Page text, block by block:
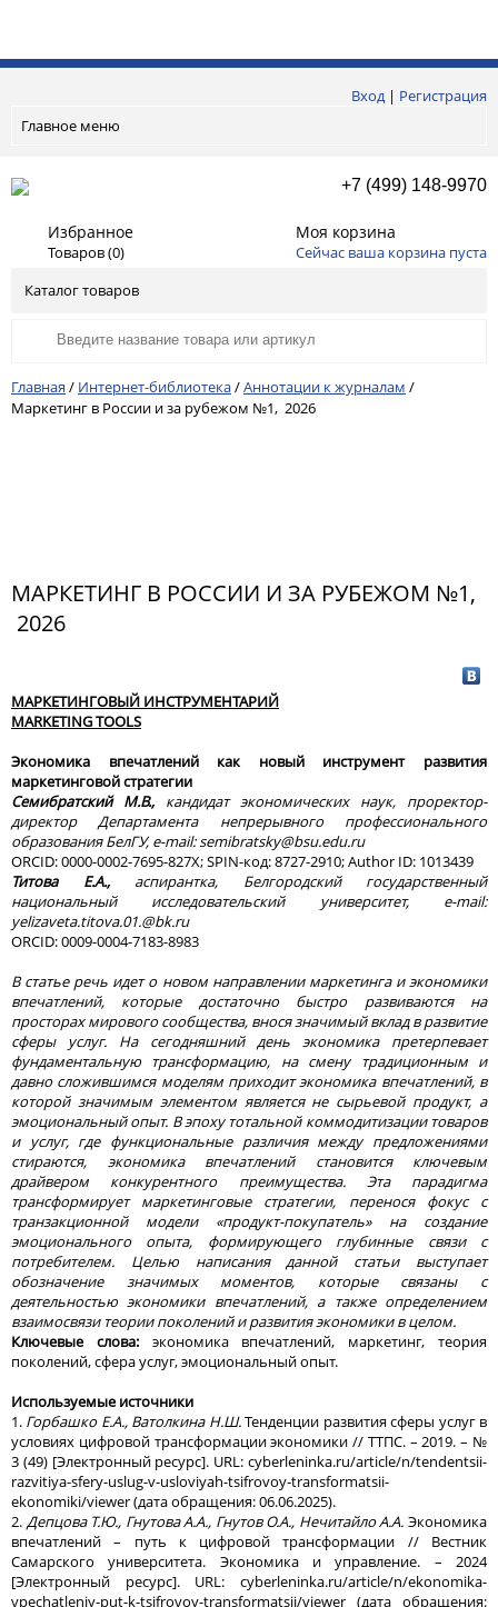
Вход| Регистрация
Главное меню
+7 (499) 148-9970
Избранное
Товаров (0)
Моя корзина
Сейчас ваша корзина пуста
Каталог товаров
Главная / Интернет-библиотека/Аннотации к журналам /
Маркетинг в России и за рубежом №1, 2026
МАРКЕТИНГ В РОССИИ И ЗА РУБЕЖОМ №1,
2026
МАРКЕТИНГОВЫЙ ИНСТРУМЕНТАРИЙ
MARKETINGTOOLS
Экономика впечатлений как новый инструмент развития
маркетинговой стратегии
Семибратский М.В., кандидат экономических наук, проректор-
директор Департамента непрерывного профессионального
образования БелГУ, e-mail:semibratsky@bsu.edu.ru
ORCID: 0000-0002-7695-827X; SPIN-код: 8727-2910; Author ID: 1013439
Титова Е.А., аспирантка, Белгородский государственный
национальный исследовательский университет, e-mail:
yelizaveta.titova.01.@bk.ru
ORCID: 0009-0004-7183-8983
В статье речь идет о новом направлении маркетинга и экономики
впечатлений, которые достаточно быстро развиваются на
просторах мирового сообщества, внося значимый вклад в развитие
сферы услуг. На сегодняшний день экономика претерпевает
фундаментальную трансформацию, на смену традиционным и
давно сложившимся моделям приходит экономика впечатлений, в
которой значимым элементом является не сырьевой продукт, а
эмоциональный опыт. В эпоху тотальной коммодитизации товаров
и услуг, где функциональные различия между предложениями
стираются, экономика впечатлений становится ключевым
драйвером конкурентного преимущества. Эта парадигма
трансформирует маркетинговые стратегии, перенося фокус с
транзакционной модели «продукт-покупатель» на создание
эмоционального опыта, формирующего глубинные связи с
потребителем. Целью написания данной статьи выступает
обозначение значимых моментов, которые связаны с
деятельностью экономики впечатлений, а также определением
взаимосвязи теории поколений и развития экономики в целом.
Ключевые слова:экономика впечатлений, маркетинг, теория
поколений, сфера услуг, эмоциональный опыт.
Используемые источники
1. Горбашко Е.А., Ватолкина Н.Ш.Тенденции развития сферы услуг в
условиях цифровой трансформации экономики // ТТПС. – 2019. – №
3 (49) [Электронный ресурс]. URL: cyberleninka.ru/article/n/tendentsii-
razvitiya-sfery-uslug-v-usloviyah-tsifrovoy-transformatsii-
ekonomiki/viewer (дата обращения: 06.06.2025).
2. Депцова Т.Ю., Гнутова А.А., Гнутов О.А., Нечитайло А.А. Экономика
впечатлений – путь к цифровой трансформации // Вестник
Самарского университета. Экономика и управление. – 2024
[Электронный ресурс]. URL: cyberleninka.ru/article/n/ekonomika-
vpechatleniy-put-k-tsifrovoy-transformatsii/viewer (дата обращения: